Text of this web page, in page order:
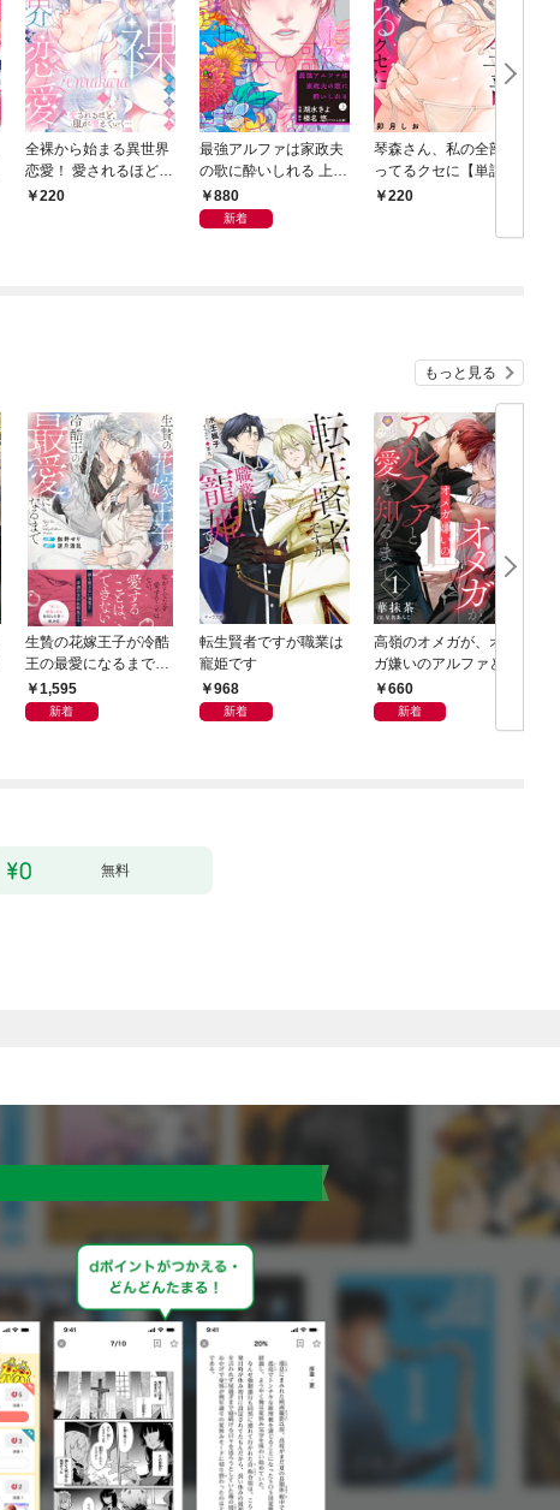
全裸から始まる異世界
恋愛！ 愛されるほど、
服が増えていく…【単
220
最強アルファは家政夫
の歌に酔いしれる 上
【単行本版】
880
新着
琴森さん、私の全部知
ってるクセに【単話】
1 220
もっと見る
生贄の花嫁王子が冷酷
王の最愛になるまで
【イラスト付き】【単
行本書き下ろしSS付
1,595
新着
転生賢者ですが職業は
寵姫です
968
新着
高嶺のオメガが、オメ
ガ嫌いのアルファと愛
を知るまで1
660
新着
無料